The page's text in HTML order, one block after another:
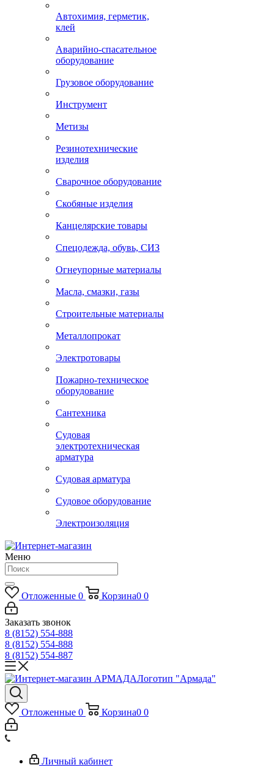
Автохимия, герметик,
клей
Аварийно-спасательное
оборудование
Грузовое оборудование
Инструмент
Метизы
Резинотехнические
изделия
Сварочное оборудование
Скобяные изделия
Канцелярские товары
Спецодежда, обувь, СИЗ
Огнеупорные материалы
Масла, смазки, газы
Строительные материалы
Металлопрокат
Электротовары
Пожарно-техническое
оборудование
Сантехника
Судовая
электротехническая
арматура
Судовая арматура
Судовое оборудование
Электроизоляция
Меню
Отложенные 0 Корзина0 0
Заказать звонок
8 (8152) 554-888
8 (8152) 554-888
8 (8152) 554-887
Логотип "Армада"
Отложенные 0 Корзина0 0
Личный кабинет